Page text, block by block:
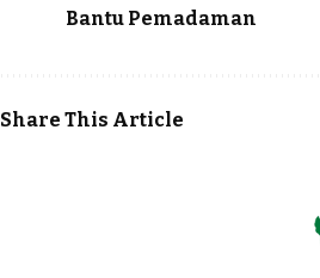
Bantu Pemadaman
Share This Article